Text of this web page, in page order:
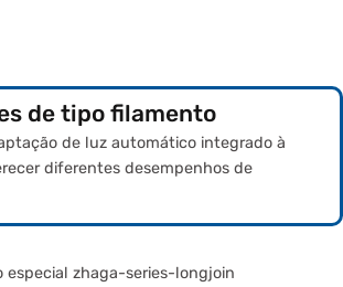
de tipo filamento
de luz automático integrado à
diferentes desempenhos de